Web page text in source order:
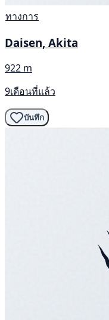
ทางการ
Daisen, Akita
922 m
9เดือนที่แล้ว
บันทึก